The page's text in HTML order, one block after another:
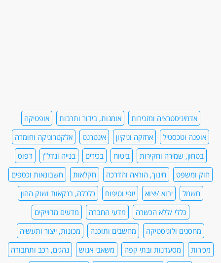
אדמיניסטרציה ומזכירות אומנות, בידור ותרבות
אופטיקה
אופנה וטכסטיל
אחזקה וניקיון אינטרנט
אלקטרוניקה וחומרה
בטחון, שמירה וחקירות
ביטוח בכירים בנייה ונדל"ן
דפוס
חוק ומשפט
חינוך, הוראה והדרכה חקלאות
חשבונאות וכספים
חשמל
יבוא /יצוא יופי וטיפוח
כלכלה, בנקאות ושוק ההון
כללי /ללא הכשרה
מדעי החברה
מדעים מדוייקים
מחסנים ולוגיסטיקה
מחשבים ותוכנה
מכונות, ייצור ותעשיה
מכירות
מסעדנות ובתי קפה משאבי אנוש
נהגים, רכב ותחבורה